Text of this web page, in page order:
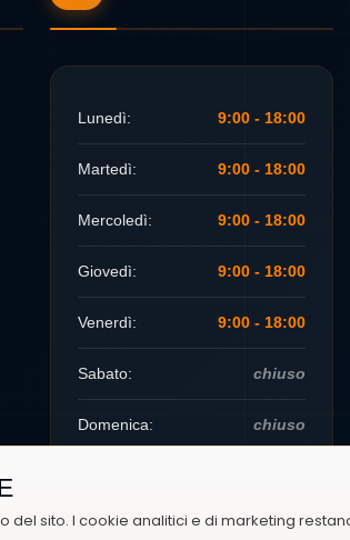
sito. I cookie analitici e di marketing
Lunedì: 9:00 - 18:00
Martedì: 9:00 - 18:00
Mercoledì: 9:00 - 18:00
Giovedì: 9:00 - 18:00
Venerdì: 9:00 - 18:00
Sabato: chiuso
Domenica: chiuso